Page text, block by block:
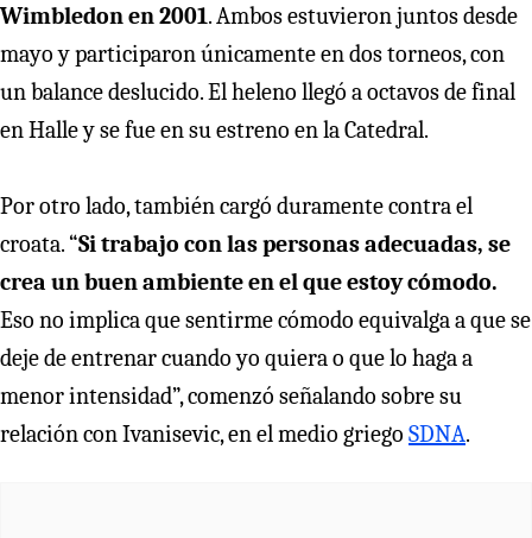
Wimbledon en 2001. Ambos estuvieron juntos desde
mayo y participaron únicamente en dos torneos, con
un balance deslucido. El heleno llegó a octavos de final
en Halle y se fue en su estreno en la Catedral.
Por otro lado, también cargó duramente contra el
croata. “Si trabajo con las personas adecuadas, se
crea un buen ambiente en el que estoy cómodo.
Eso no implica que sentirme cómodo equivalga a que se
deje de entrenar cuando yo quiera o que lo haga a
menor intensidad”, comenzó señalando sobre su
relación con Ivanisevic, en el medio griego SDNA.